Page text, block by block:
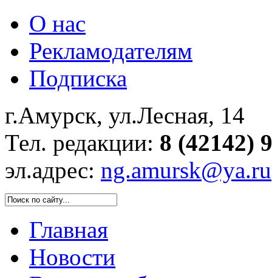
О нас
Рекламодателям
Подписка
г.Амурск, ул.Лесная, 14
Тел. редакции: 8 (42142)
эл.адрес: ng.amursk@ya.ru
Главная
Новости